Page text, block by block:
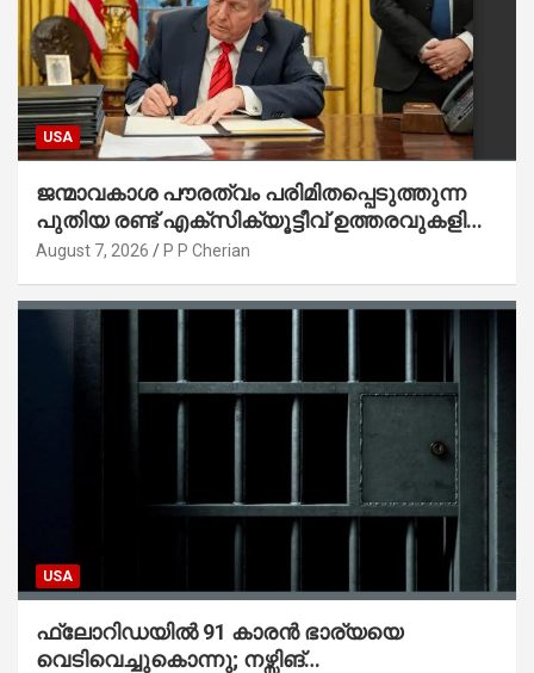
USA
ജന്മാവകാശ പൗരത്വം പരിമിതപ്പെടുത്തുന്ന
പുതിയ രണ്ട് എക്സിക്യൂട്ടീവ് ഉത്തരവുകളിൽ
ട്രംപ് ഒപ്പുവെച്ചു
August 7, 2026 P P Cherian
USA
ഫ്ലോറിഡയിൽ 91 കാരൻ ഭാര്യയെ
വെടിവെച്ചുകൊന്നു; നഴ്സിങ്